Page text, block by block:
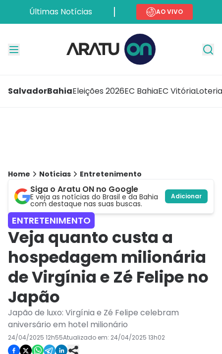
Últimas Notícias AO VIVO
SalvadorBahiaEleições 2026EC BahiaEC Vitória
Home Notícias Entretenimento
Siga o Aratu ON no Google
E veja as notícias do Brasil e da Bahia
com destaque nas suas buscas.
Adicionar
ENTRETENIMENTO
Veja quanto custa a
hospedagem milionária
de Virgínia e Zé Felipe no
Japão
Japão de luxo: Virgínia e Zé Felipe celebram
aniversário em hotel milionário
24/04/2025 12h55Atualizado em: 24/04/2025 13h02